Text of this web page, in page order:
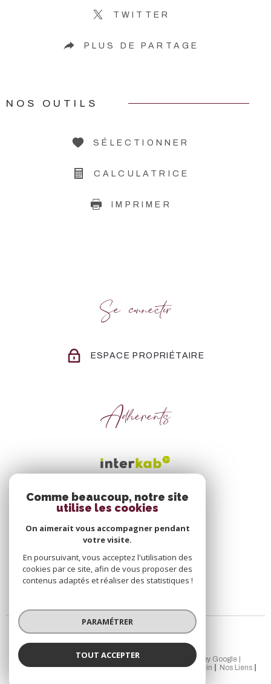
TWITTER
PLUS DE PARTAGE
NOS OUTILS
SÉLECTIONNER
CALCULATRICE
IMPRIMER
Se connecter
ESPACE PROPRIÉTAIRE
Adhérents
© 2026 | Tous droits réservés | Traduction powered by Google |
Nos Honoraires
Plan Du Site Mentions Légales Admin
Nos Liens
Comme beaucoup, notre site
utilise les cookies
On aimerait vous accompagner pendant
votre visite.
En poursuivant, vous acceptez l'utilisation des
cookies par ce site, afin de vous proposer des
contenus adaptés et réaliser des statistiques !
PARAMÉTRER
TOUT ACCEPTER